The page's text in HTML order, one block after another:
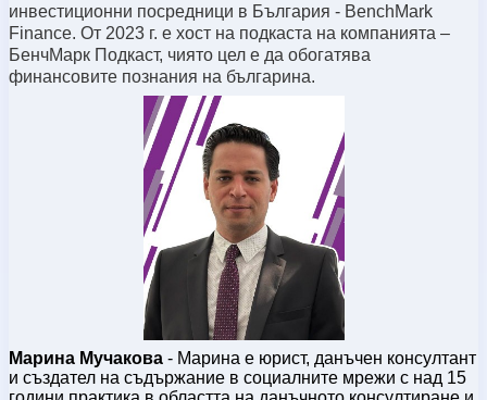
инвестиционни посредници в България - BenchMark
Finance. От 2023 г. е хост на подкаста на компанията –
БенчМарк Подкаст, чиято цел е да обогатява
финансовите познания на българина.
Марина Мучакова - Марина е юрист, данъчен консултант
и създател на съдържание в социалните мрежи с над 15